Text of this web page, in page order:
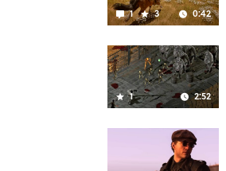
1 3 0:42
1 2:52